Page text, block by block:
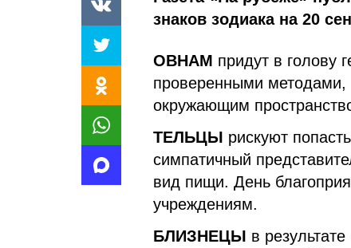
знаков зодиака на 20
ОВНАМ придут в голову
проверенными методами,
окружающим
ТЕЛЬЦЫ рискуют
симпатичный
вид пищи. День
учреждениям.
БЛИЗНЕЦЫ в